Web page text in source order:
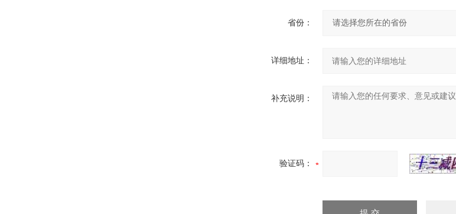
省份：
详细地址：
补充说明：
验证码：